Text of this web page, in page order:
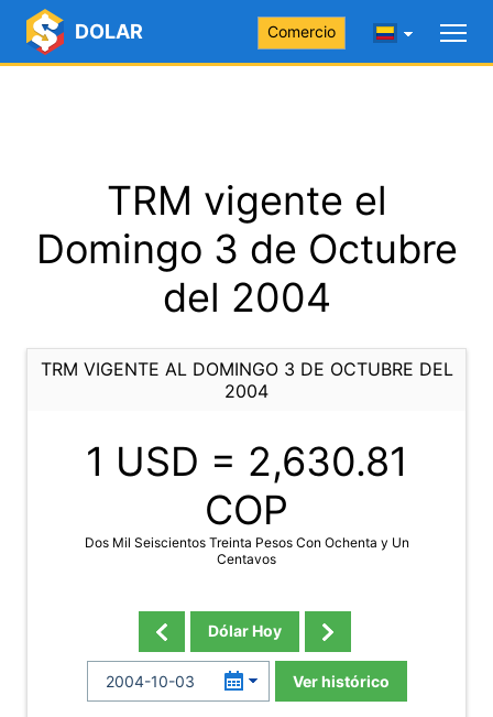
DOLAR Comercio
TRM vigente el
Domingo 3 de Octubre
del 2004
TRM VIGENTE AL DOMINGO 3 DE OCTUBRE DEL
2004
1 USD = 2,630.81
COP
Dos Mil Seiscientos Treinta Pesos Con Ochenta y Un
Centavos
Dólar Hoy
Ver histórico